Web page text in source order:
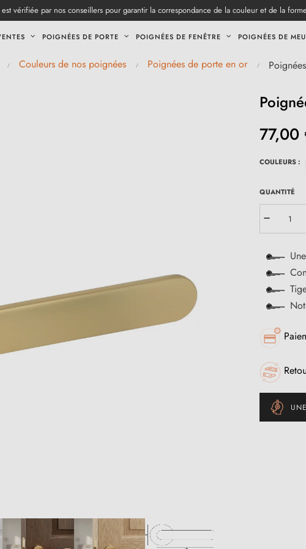
vérifiée par nos conseillers pour garantir la correspondance de la couleur et de la
POIGNÉES DE PORTE POIGNÉES DE FENÊTRE POIGNÉES DE
Couleurs de nos poignées Poignées de porte en or
77,00
COULEURS :
QUANTITÉ